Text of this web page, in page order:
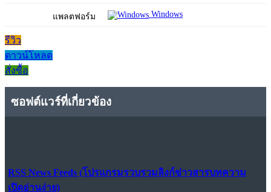
แพลตฟอร์ม Windows
รีวิว
ดาวน์โหลด
สั่งซื้อ
ซอฟต์แวร์ที่เกี่ยวข้อง
RSS News Feeds (โปรแกรมรวบรวมลิงก์ข่าวสารบทความ
เปิดอ่านง่าย)